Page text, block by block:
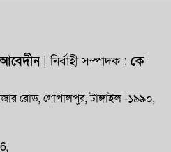
| নির্বাহী সম্পাদক : কে
রোড, গোপালপুর, টাঙ্গাইল -১৯৯০,